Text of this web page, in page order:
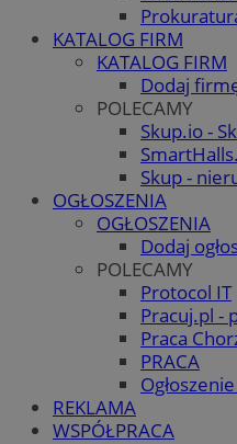
KATALOG FIRM
KATALOG FIRM
Dodaj
POLECAMY
Skup.io -
Skup -
OGŁOSZENIA
OGŁOSZENIA
Dodaj
POLECAMY
Protocol IT
Pracuj.pl -
Praca
PRACA
REKLAMA
WSPÓŁPRACA